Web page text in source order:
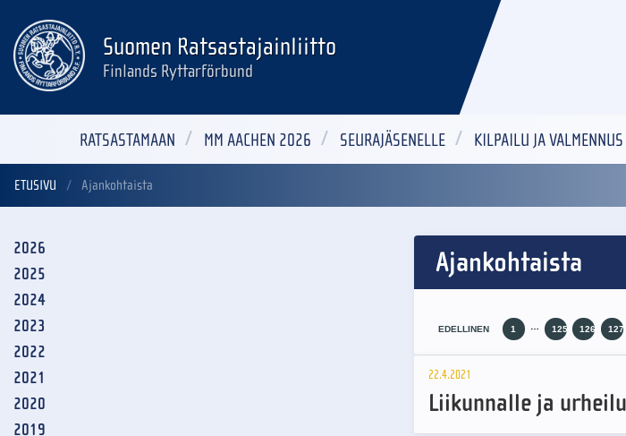
Suomen Ratsastajainliitto
Finlands Ryttarförbund
RATSASTAMAAN MM AACHEN 2026 SEURAJÄSENELLE KILPAILU JA VALMENNUS
ETUSIVU Ajankohtaista
Ajankohtaista
EDELLINEN 1 … 125 126 127
22.4.2021
Liikunnalle ja
2026
2025
2024
2023
2022
2021
2020
2019